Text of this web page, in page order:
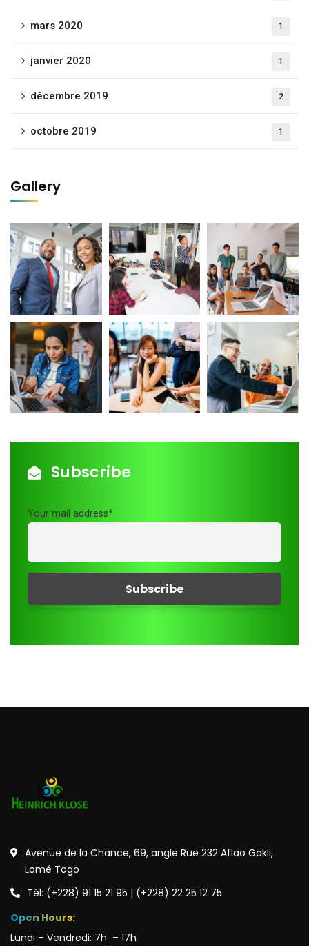
mars 2020 1
janvier 2020 1
décembre 2019 2
octobre 2019 1
Gallery
Subscribe
Your mail address*
Avenue de la Chance, 69, angle Rue 232 Aflao Gakli,
Lomé Togo
Tél: (+228) 91 15 21 95 | (+228) 22 25 12 75
Open Hours:
Lundi – Vendredi: 7h – 17h